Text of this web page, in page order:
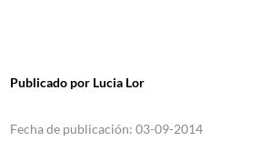
Publicado por Lucia Lor
Fecha de publicación:03-09-2014